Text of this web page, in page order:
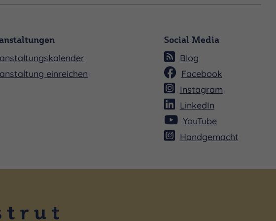
einreichen
Social Media
Blog
Facebook
Instagram
LinkedIn
YouTube
Handgemacht